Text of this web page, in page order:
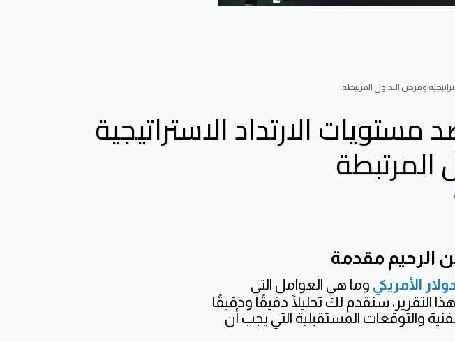
وفرص التداول المرتبطة
الارتداد الاستراتيجية
المرتبطة
الرحيممقدمة
الأمريكي وما هي العوامل التي
التقرير، سنقدم لك تحليلًا دقيقًا ودقيقًا
والتوقعات المستقبلية التي يجب أن